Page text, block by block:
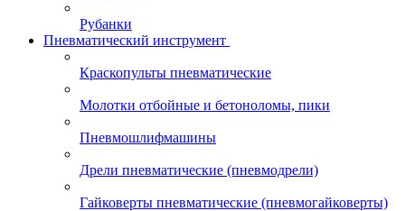
Рубанки
Пневматический инструмент
Краскопульты пневматические
Молотки отбойные и бетоноломы, пики
Пневмошлифмашины
Дрели пневматические (пневмодрели)
Гайковерты пневматические (пневмогайковерты)